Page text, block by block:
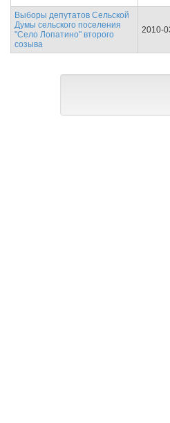
Выборы депутатов Сельской
Думы сельского поселения
"Село Лопатино" второго
созыва
2010-